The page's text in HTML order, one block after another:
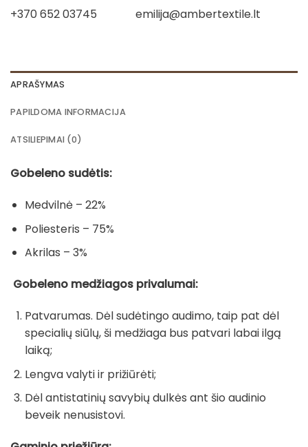
+370 652 03745
emilija@ambertextile.lt
APRAŠYMAS
PAPILDOMA INFORMACIJA
ATSILIEPIMAI (0)
Gobeleno sudėtis:
Medvilnė – 22%
Poliesteris – 75%
Akrilas – 3%
Gobeleno medžiagos privalumai:
Patvarumas. Dėl sudėtingo audimo, taip pat dėl
specialių siūlų, ši medžiaga bus patvari labai ilgą
laiką;
Lengva valyti ir prižiūrėti;
Dėl antistatinių savybių dulkės ant šio audinio
beveik nenusistovi.